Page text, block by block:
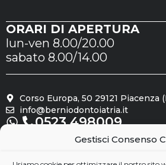
Gestisci Consenso
ORARI DI APERTURA
lun-ven 8.00/20.00
sabato 8.00/14.00
Corso Europa, 50 29121 Piacenza
info@berniodontoiatria.it
0523.498009